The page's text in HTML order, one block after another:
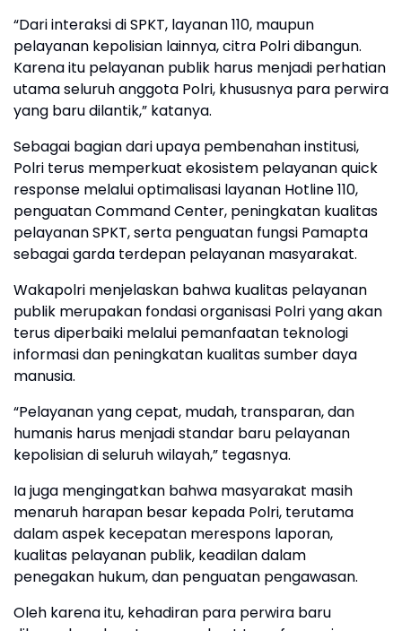
“Dari interaksi di SPKT, layanan 110, maupun
pelayanan kepolisian lainnya, citra Polri dibangun.
Karena itu pelayanan publik harus menjadi perhatian
utama seluruh anggota Polri, khususnya para perwira
yang baru dilantik,” katanya.
Sebagai bagian dari upaya pembenahan institusi,
Polri terus memperkuat ekosistem pelayanan quick
response melalui optimalisasi layanan Hotline 110,
penguatan Command Center, peningkatan kualitas
pelayanan SPKT, serta penguatan fungsi Pamapta
sebagai garda terdepan pelayanan masyarakat.
Wakapolri menjelaskan bahwa kualitas pelayanan
publik merupakan fondasi organisasi Polri yang akan
terus diperbaiki melalui pemanfaatan teknologi
informasi dan peningkatan kualitas sumber daya
manusia.
“Pelayanan yang cepat, mudah, transparan, dan
humanis harus menjadi standar baru pelayanan
kepolisian di seluruh wilayah,” tegasnya.
Ia juga mengingatkan bahwa masyarakat masih
menaruh harapan besar kepada Polri, terutama
dalam aspek kecepatan merespons laporan,
kualitas pelayanan publik, keadilan dalam
penegakan hukum, dan penguatan pengawasan.
Oleh karena itu, kehadiran para perwira baru